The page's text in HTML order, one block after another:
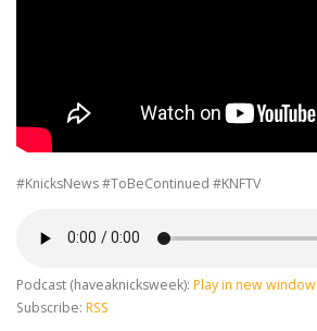
#KnicksNews #ToBeContinued #KNFTV
Podcast (haveaknicksweek): Play in new window
Subscribe: RSS